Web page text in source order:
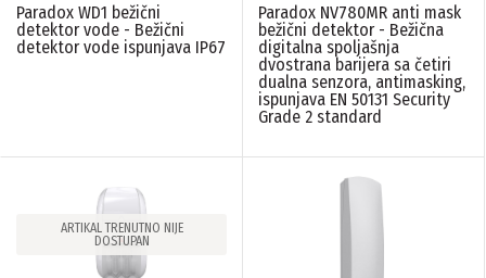
Paradox WD1 bežični
detektor vode - Bežični
detektor vode ispunjava IP67
Paradox NV780MR anti mask
bežični detektor - Bežična
digitalna spoljašnja
dvostrana barijera sa četiri
dualna senzora, antimasking,
ispunjava EN 50131 Security
Grade 2 standard
ARTIKAL TRENUTNO NIJE
DOSTUPAN